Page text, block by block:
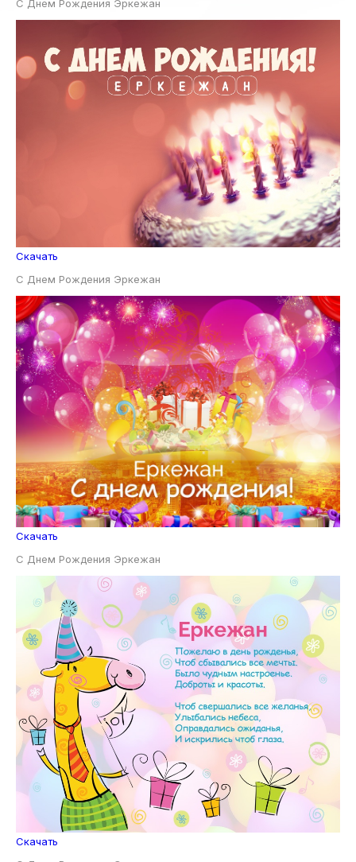
С Днем Рождения Эркежан
Скачать
С Днем Рождения Эркежан
Скачать
С Днем Рождения Эркежан
Скачать